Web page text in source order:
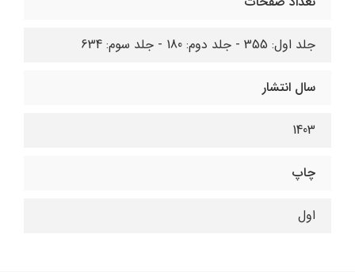
جلد اول: 355 - جلد دوم: 180 - جلد سوم: 634
سال انتشار
1403
چاپ
اول